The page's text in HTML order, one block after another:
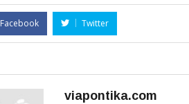
Facebook Twitter
viapontika.com